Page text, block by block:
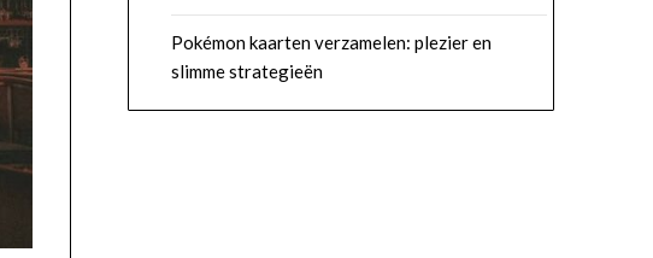
Pokémon kaarten verzamelen: plezier en
slimme strategieën